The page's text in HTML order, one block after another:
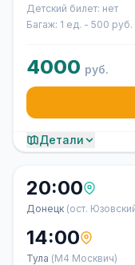
Детский билет: нет
Багаж: 1 ед. - 500 руб.
4000 руб.
Детали
20:00
Донецк (ост.
14:00
Тула (М4 Москвич)